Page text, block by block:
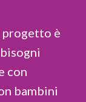
è
con
bambini